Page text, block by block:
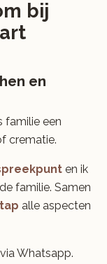
bij
en
familie een
crematie.
en ik
familie. Samen
alle aspecten
Whatsapp.